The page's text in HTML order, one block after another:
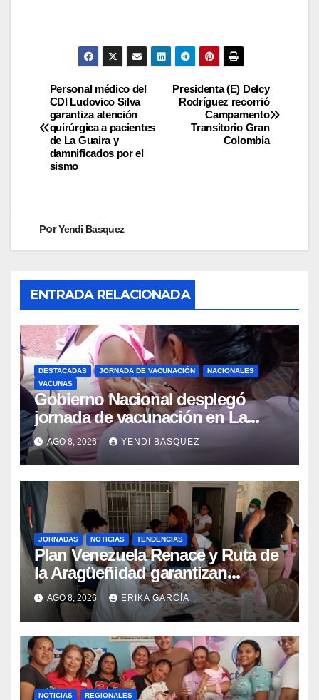
Presidenta (E) Delcy
Rodríguez recorrió
Campamento
Transitorio Gran
Colombia
Personal médico del
CDI Ludovico Silva
garantiza atención
quirúrgica a pacientes
de La Guaira y
damnificados por el
sismo
PorYendi Basquez
ENTRADA RELACIONADA
DESTACADAS JORNADA DE VACUNACIÓN
NACIONALES
VACUNAS
Gobierno Nacional desplegó
jornada de vacunación en La
Guaira para garantizar protección
epidemiológica
AGO 8, 2026 YENDI BASQUEZ
JORNADAS NOTICIAS TENDENCIAS
Plan Venezuela Renace y Ruta de
la Aragüeñidad garantizan
atención médica integral en
Aragua
AGO 8, 2026 ERIKA GARCÍA
NOTICIAS REGIONALES